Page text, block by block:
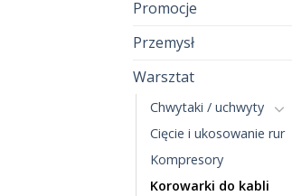
Promocje
Przemysł
Warsztat
Chwytaki / uchwyty
Cięcie i ukosowanie rur
Kompresory
Korowarki do kabli